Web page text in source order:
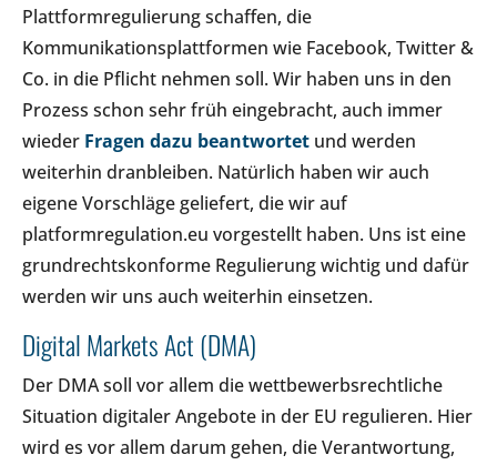
Plattformregulierung schaffen, die
Kommunikationsplattformen wie Facebook, Twitter &
Co. in die Pflicht nehmen soll. Wir haben uns in den
Prozess schon sehr früh eingebracht, auch immer
wieder Fragen dazu beantwortet und werden
weiterhin dranbleiben. Natürlich haben wir auch
eigene Vorschläge geliefert, die wir auf
platformregulation.eu vorgestellt haben. Uns ist eine
grundrechtskonforme Regulierung wichtig und dafür
werden wir uns auch weiterhin einsetzen.
Digital Markets Act (DMA)
Der DMA soll vor allem die wettbewerbsrechtliche
Situation digitaler Angebote in der EU regulieren. Hier
wird es vor allem darum gehen, die Verantwortung,